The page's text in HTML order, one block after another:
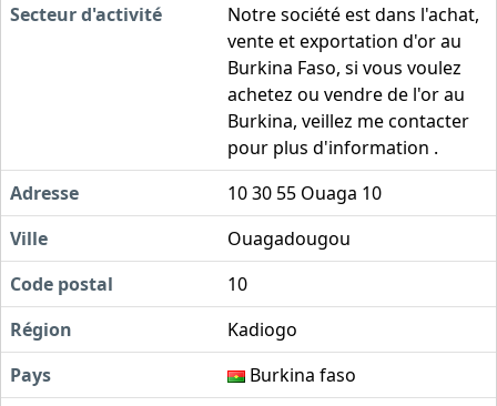
Secteur d'activité
Notre société est dans l'achat,
vente et exportation d'or au
Burkina Faso, si vous voulez
achetez ou vendre de l'or au
Burkina, veillez me contacter
pour plus d'information .
Adresse
10 30 55 Ouaga 10
Ville
Ouagadougou
Code postal
10
Région
Kadiogo
Pays
Burkina faso